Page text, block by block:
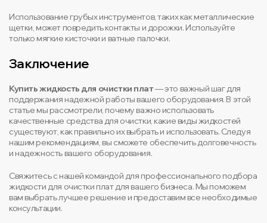
Использование грубых инструментов, таких как металлические
щетки, может повредить контакты и дорожки. Используйте
только мягкие кисточки и ватные палочки.
Заключение
Купить жидкость для очистки плат— это важный шаг для
поддержания надежной работы вашего оборудования. В этой
статье мы рассмотрели, почему важно использовать
качественные средства для очистки, какие виды жидкостей
существуют, как правильно их выбрать и использовать. Следуя
нашим рекомендациям, вы сможете обеспечить долговечность
и надежность вашего оборудования.
Свяжитесь с нашей командой для профессионального подбора
жидкости для очистки плат для вашего бизнеса. Мы поможем
вам выбрать лучшее решение и предоставим все необходимые
консультации.